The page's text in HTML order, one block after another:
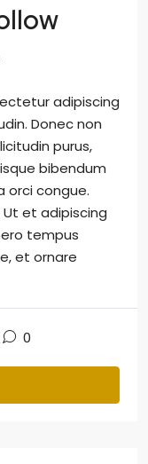
adipiscing
Donec non
purus,
bibendum
orci congue.
Ut et adipiscing
tempus
et ornare
0